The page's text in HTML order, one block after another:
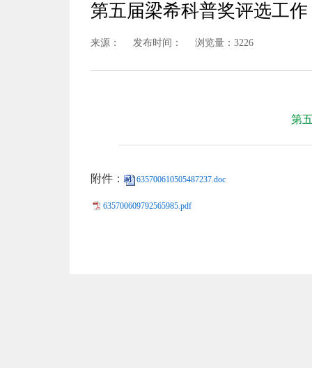
第五届梁希科普奖评选工作
来源： 发布时间： 浏览量：3226
第
附件： 635700610505487237.doc
635700609792565985.pdf